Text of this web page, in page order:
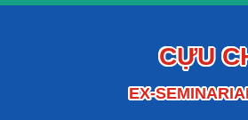
CỰU
EX-